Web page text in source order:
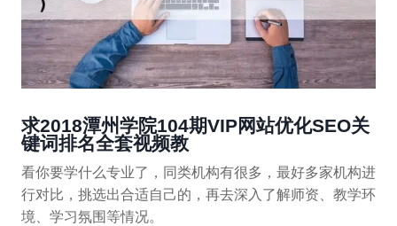
求2018潭州学院104期VIP网站优化SEO关
键词排名全套视频教
看你要学什么专业了，同类机构有很多，最好多家机构进
行对比，挑选出合适自己的，再去深入了解师资、教学环
境、学习氛围等情况。